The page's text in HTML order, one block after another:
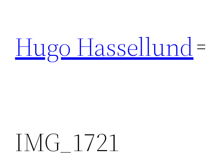
innehåll
Hugo Hassellund
IMG_1721